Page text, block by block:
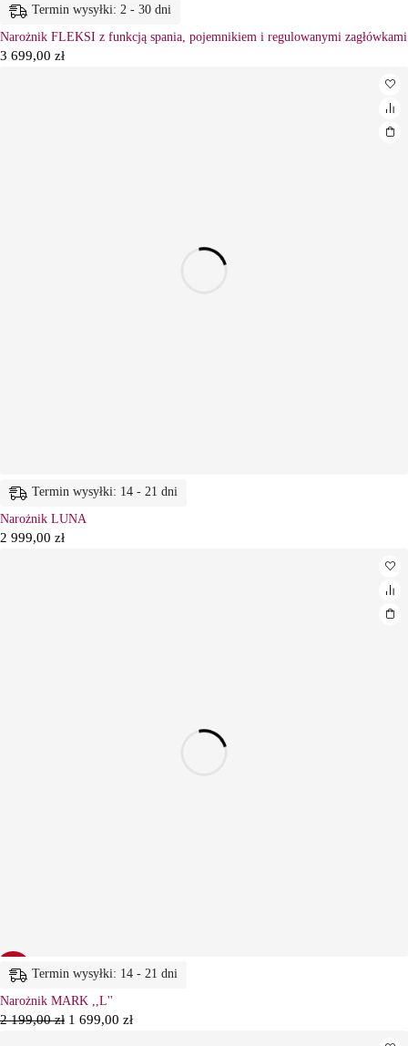
Termin wysyłki: 2 - 30 dni
Narożnik FLEKSI z funkcją spania, pojemnikiem i regulowanymi zagłówkami
3 699,00 zł
Termin wysyłki: 14 - 21 dni
Narożnik LUNA
2 999,00 zł
23% Termin wysyłki: 14 - 21 dni
Narożnik MARK ,,L''
2 199,00zł 1 699,00 zł